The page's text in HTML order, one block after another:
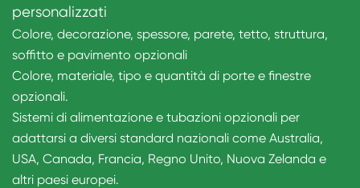
personalizzati
Colore, decorazione, spessore, parete, tetto, struttura,
soffitto e pavimento opzionali
Colore, materiale, tipo e quantità di porte e finestre
opzionali.
Sistemi di alimentazione e tubazioni opzionali per
adattarsi a diversi standard nazionali come Australia,
USA, Canada, Francia, Regno Unito, Nuova Zelanda e
altri paesi europei.